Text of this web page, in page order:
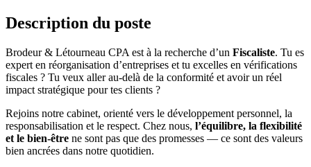
Description du poste
Brodeur & Létourneau CPA est à la recherche d’un Fiscaliste. Tu es
expert en réorganisation d’entreprises et tu excelles en vérifications
fiscales ? Tu veux aller au-delà de la conformité et avoir un réel
impact stratégique pour tes clients ?
Rejoins notre cabinet, orienté vers le développement personnel, la
responsabilisation et le respect. Chez nous, l’équilibre, la flexibilité
et le bien-être ne sont pas que des promesses — ce sont des valeurs
bien ancrées dans notre quotidien.